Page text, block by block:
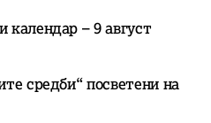
– 9 август
средби“ посветени на